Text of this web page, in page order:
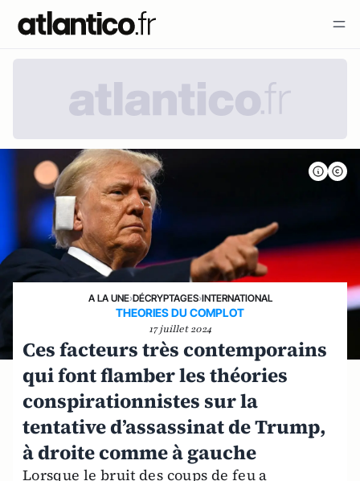
A LA UNE›DÉCRYPTAGES›INTERNATIONAL
THEORIES DU COMPLOT
17 juillet 2024
Ces facteurs très contemporains
qui font flamber les théories
conspirationnistes sur la
tentative d’assassinat de Trump,
à droite comme à gauche
Lorsque le bruit des coups de feu a